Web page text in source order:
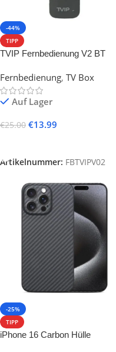
-44%
TIPP
TVIP Fernbedienung V2 BT
Fernbedienung, TV Box
Auf Lager
€25.00 €13.99
Artikelnummer: FBTVIPV02
-25%
TIPP
iPhone 16 Carbon Hülle